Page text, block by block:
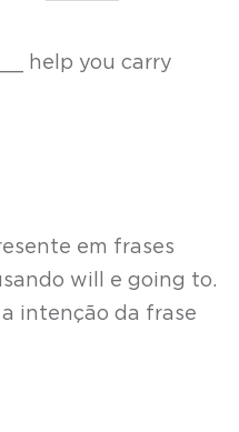
help you carry
em frases
will e going to.
intenção da frase